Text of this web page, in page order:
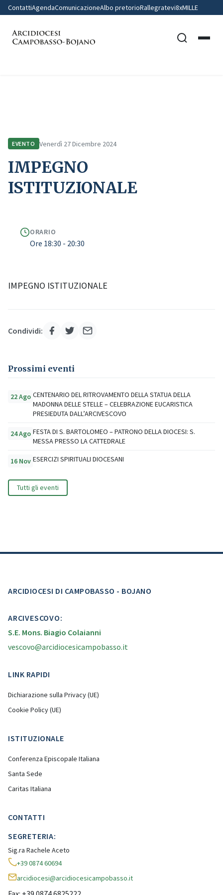
ContattiAgendaComunicazioneAlbo pretorioRallegratevi8xMILLE
EVENTO Venerdì 27 Dicembre 2024
IMPEGNO
ISTITUZIONALE
ORARIO
Ore 18:30 - 20:30
IMPEGNO ISTITUZIONALE
Condividi:
Prossimi eventi
22 Ago CENTENARIO DEL RITROVAMENTO DELLA STATUA DELLA
MADONNA DELLE STELLE – CELEBRAZIONE EUCARISTICA
PRESIEDUTA DALL’ARCIVESCOVO
24 Ago FESTA DI S. BARTOLOMEO – PATRONO DELLA DIOCESI: S.
MESSA PRESSO LA CATTEDRALE
16 Nov ESERCIZI SPIRITUALI DIOCESANI
Tutti gli eventi
ARCIDIOCESI DI CAMPOBASSO - BOJANO
ARCIVESCOVO:
S.E. Mons. Biagio Colaianni
vescovo@arcidiocesicampobasso.it
LINK RAPIDI
Dichiarazione sulla Privacy (UE)
Cookie Policy (UE)
ISTITUZIONALE
Conferenza Episcopale Italiana
Santa Sede
Caritas Italiana
CONTATTI
SEGRETERIA:
Sig.ra Rachele Aceto
+39 0874 60694
arcidiocesi@arcidiocesicampobasso.it